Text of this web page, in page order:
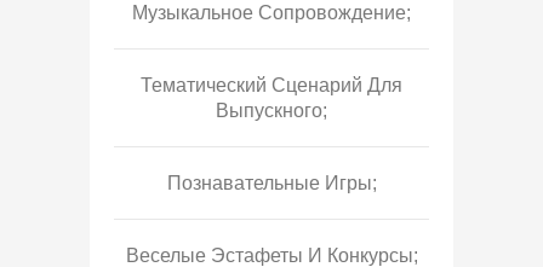
Музыкальное Сопровождение;
Тематический Сценарий Для
Выпускного;
Познавательные Игры;
Веселые Эстафеты И Конкурсы;